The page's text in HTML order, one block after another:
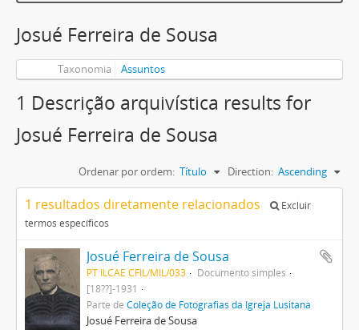
Josué Ferreira de Sousa
Taxonomia Assuntos
1 Descrição arquivística results for
Josué Ferreira de Sousa
Ordenar por ordem: Título Direction: Ascending
1 resultados diretamente relacionados
Excluir
termos específicos
Josué Ferreira de Sousa
PT ILCAE CFIL/MIL/033
Documento simples
[18??]-1931
Parte deColeção de Fotografias da Igreja Lusitana
Josué Ferreira de Sousa